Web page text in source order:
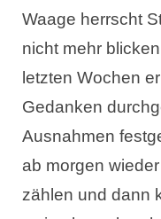
Waage herrscht
nicht mehr
letzten Wochen
Gedanken
Ausnahmen
ab morgen
zählen und dann